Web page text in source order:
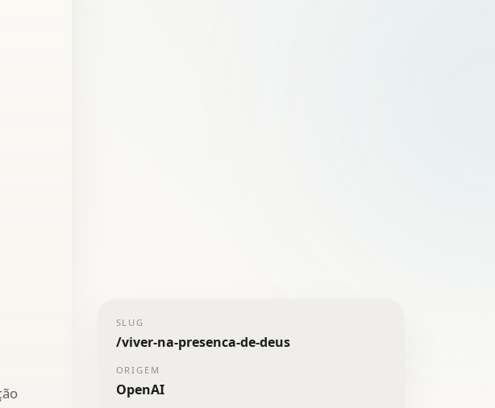
SLUG
/viver-na-presenca-de-deus
ORIGEM
OpenAI